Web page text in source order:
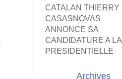
CATALAN THIERRY
CASASNOVAS
ANNONCE SA
CANDIDATURE A LA
PRESIDENTIELLE
Archives